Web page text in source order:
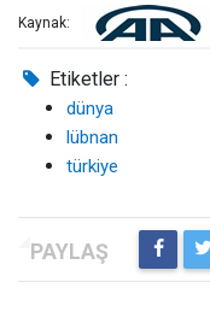
Kaynak:
Etiketler :
dünya
lübnan
türkiye